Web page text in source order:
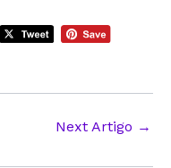
Next Artigo →